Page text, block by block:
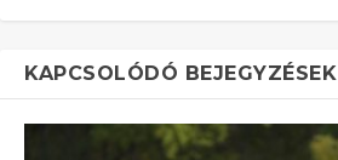
KAPCSOLÓDÓ BEJEGYZÉSEK